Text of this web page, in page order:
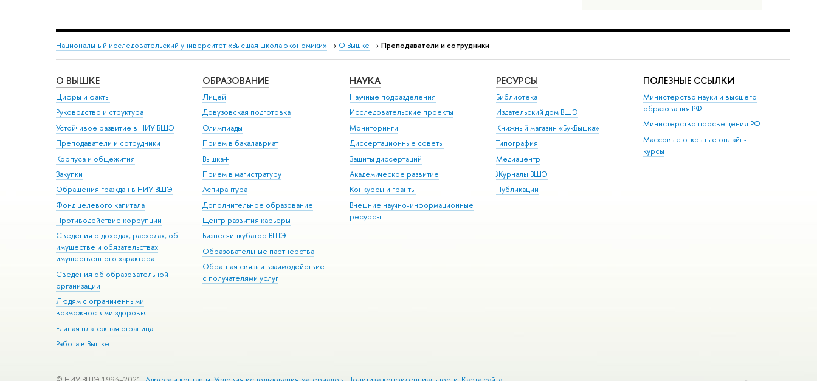
Национальный исследовательский университет «Высшая школа экономики» → О Вышке → Преподаватели и сотрудники
О ВЫШКЕ
Цифры и факты
Руководство и структура
Устойчивое развитие в НИУ ВШЭ
Преподаватели и сотрудники
Корпуса и общежития
Закупки
Обращения граждан в НИУ ВШЭ
Фонд целевого капитала
Противодействие коррупции
Сведения о доходах, расходах, об
имуществе и обязательствах
имущественного характера
Сведения об образовательной
организации
Людям с ограниченными
возможностями здоровья
Единая платежная страница
Работа в Вышке
ОБРАЗОВАНИЕ
Лицей
Довузовская подготовка
Олимпиады
Прием в бакалавриат
Вышка+
Прием в магистратуру
Аспирантура
Дополнительное образование
Центр развития карьеры
Бизнес-инкубатор ВШЭ
Образовательные партнерства
Обратная связь и взаимодействие
с получателями услуг
НАУКА
Научные подразделения
Исследовательские проекты
Мониторинги
Диссертационные советы
Защиты диссертаций
Академическое развитие
Конкурсы и гранты
Внешние научно-информационные
ресурсы
РЕСУРСЫ
Библиотека
Издательский дом ВШЭ
Книжный магазин «БукВышка»
Типография
Медиацентр
Журналы ВШЭ
Публикации
ПОЛЕЗНЫЕ ССЫЛКИ
Министерство науки и высшего
образования РФ
Министерство просвещения РФ
Массовые открытые онлайн-
курсы